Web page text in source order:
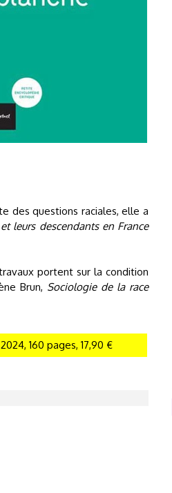
des questions raciales, elle a
leurs descendants en France
portent sur la condition
Brun, Sociologie de la race
160 pages, 17,90 €